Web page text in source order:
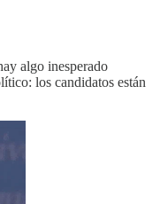
algo inesperado
los candidatos están